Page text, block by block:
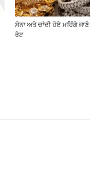
ਸੋਨਾ ਅਤੇ ਚਾਂਦੀ ਹੋਏ ਮਹਿੰਗੇ
ਰੇਟ